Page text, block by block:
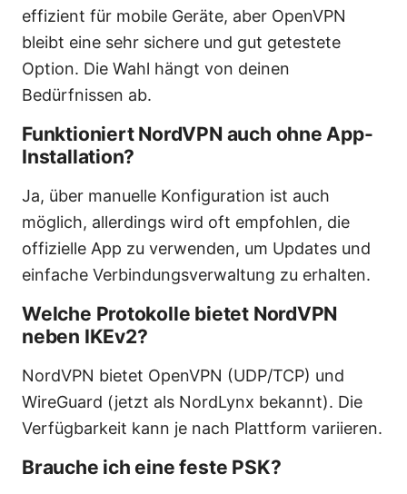
effizient für mobile Geräte, aber OpenVPN
bleibt eine sehr sichere und gut getestete
Option. Die Wahl hängt von deinen
Bedürfnissen ab.
Funktioniert NordVPN auch ohne App-
Installation?
Ja, über manuelle Konfiguration ist auch
möglich, allerdings wird oft empfohlen, die
offizielle App zu verwenden, um Updates und
einfache Verbindungsverwaltung zu erhalten.
Welche Protokolle bietet NordVPN
neben IKEv2?
NordVPN bietet OpenVPN (UDP/TCP) und
WireGuard (jetzt als NordLynx bekannt). Die
Verfügbarkeit kann je nach Plattform variieren.
Brauche ich eine feste PSK?